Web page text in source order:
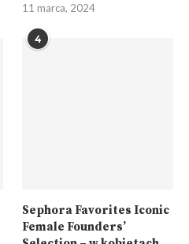
11 marca, 2024
4
Sephora Favorites Iconic
Female Founders’